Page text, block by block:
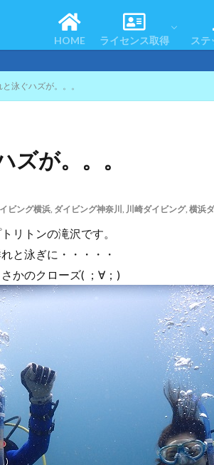
HOME ライセンス取得
スノーケリング＆スキ
ステ
ご来店は要予約と
泳ぐハズが。。。
ズが。。。
ビング横浜, ダイビング神奈川 , 川崎ダイビング, 横浜
リトンの滝沢です。
と泳ぎに・・・・・
かのクローズ( ；∀；)
コースの流れ
よくある質問
お客様の声
体験ダイビング
スノーケリング＆スキ
認定者一覧 リ